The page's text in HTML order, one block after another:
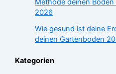
Methode deinen
2026
Wie gesund ist deine
deinen Gartenboden
Kategorien